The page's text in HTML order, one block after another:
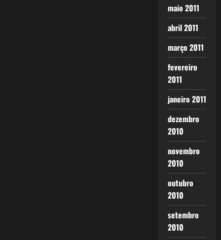
maio 2011
abril 2011
março 2011
fevereiro
2011
janeiro 2011
dezembro
2010
novembro
2010
outubro
2010
setembro
2010